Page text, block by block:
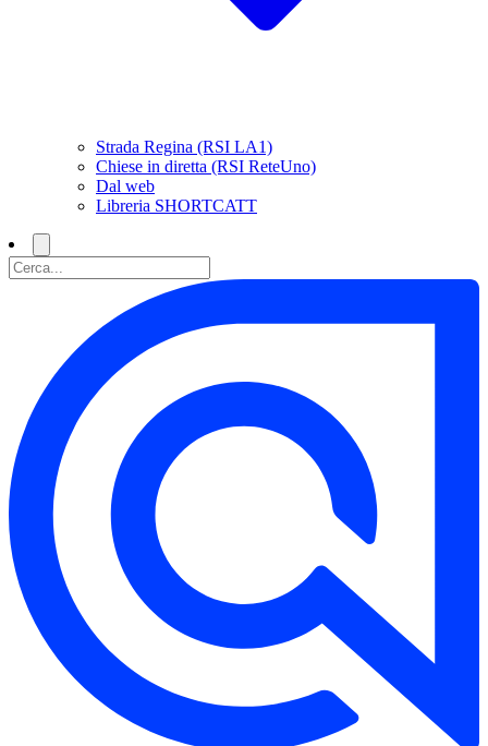
Strada Regina (RSI LA1)
Chiese in diretta (RSI ReteUno)
Dal web
Libreria SHORTCATT